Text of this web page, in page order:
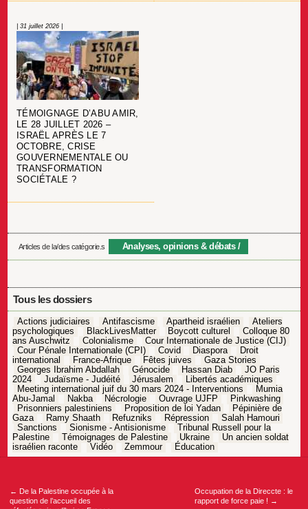
| 31 juillet 2026 |
TÉMOIGNAGE D’ABU AMIR,
LE 28 JUILLET 2026 –
ISRAËL APRÈS LE 7
OCTOBRE, CRISE
GOUVERNEMENTALE OU
TRANSFORMATION
SOCIÉTALE ?
Articles de la/des catégorie.s Analyses, opinions & débats
Tous les dossiers
Actions judiciaires Antifascisme Apartheid israélien
Ateliers
psychologiques
BlackLivesMatter Boycott culturel
Colloque 80
ans Auschwitz
Colonialisme
Cour Internationale de Justice (CIJ)
Cour Pénale Internationale (CPI)
Covid Diaspora
Droit
international
France-Afrique Fêtes juives
Gaza Stories
Georges Ibrahim Abdallah
Génocide Hassan Diab
JO Paris
2024
Judaïsme - Judéité Jérusalem
Libertés académiques
Meeting international juif du 30 mars 2024 - Interventions
Mumia
Abu-Jamal
Nakba Nécrologie Ouvrage UJFP
Pinkwashing
Prisonniers palestiniens
Proposition de loi Yadan
Pépinière de
Gaza
Ramy Shaath Refuzniks Répression
Salah Hamouri
Sanctions
Sionisme - Antisionisme
Tribunal Russell pour la
Palestine
Témoignages de Palestine Ukraine
Un ancien soldat
israélien raconte
Vidéo Zemmour Éducation
Navigation
← De la Palestine occupée à la
question de l’accueil des
Occupation de la Direccte : le
rapport de force paie ! →